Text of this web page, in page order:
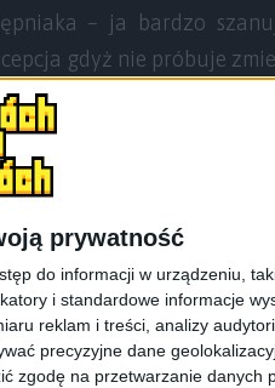
prywatność
do informacji w urządzeniu,
i standardowe informacje
reklam i treści, analizy
precyzyjne dane
zgodę na przetwarzanie danych
– ja bardzo
gdyż nie próbuje
kiedy to zmuszony
się do tego
dobrane proporcje
to wciąż spora